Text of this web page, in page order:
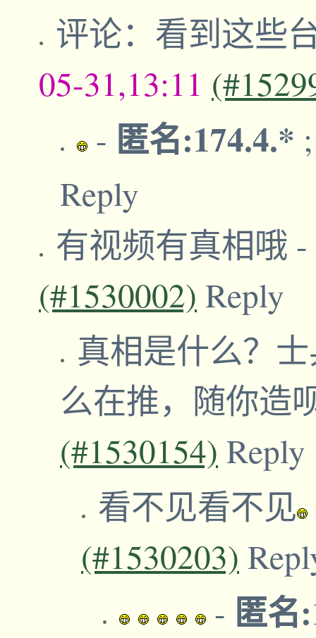
评论：看到这些
05-31,13:11
- 匿名:174.4.*
Reply
有视频有真相哦 -
(#1530002) Reply
真相是什么？
么在推，随你造
(#1530154) Reply
看不见看不见
(#1530203)
- 匿名